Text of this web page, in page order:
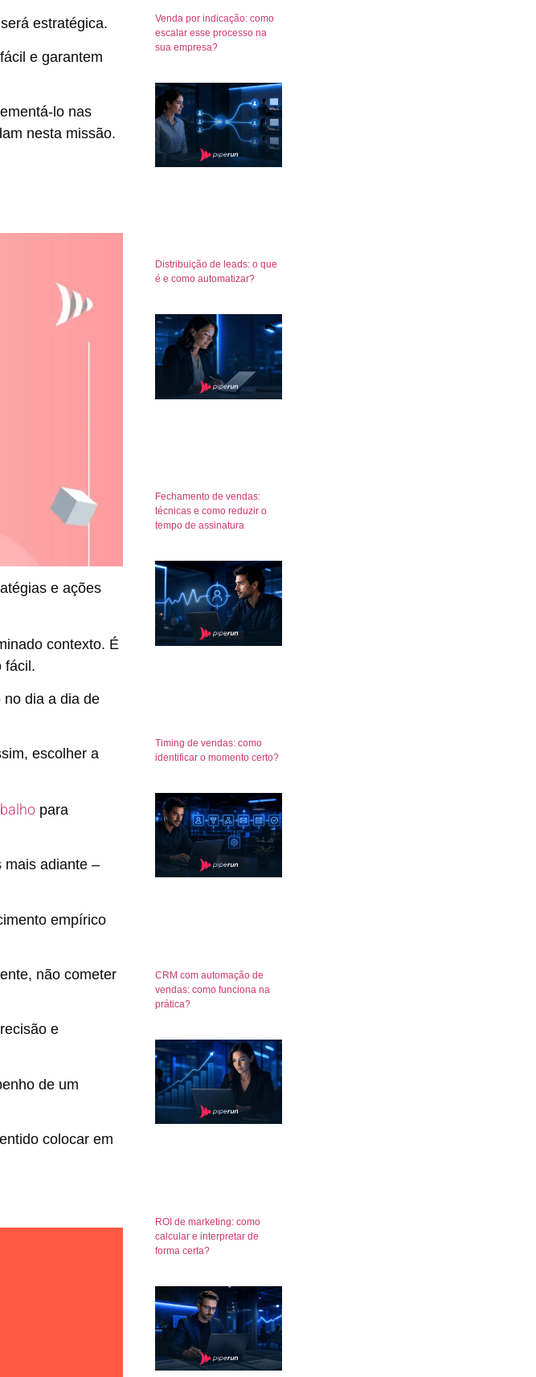
estratégica.
e garantem
lo nas
nesta missão.
e ações
contexto. É
fácil.
no dia a dia de
escolher a
para
mais adiante –
empírico
não cometer
e
de um
colocar em
Venda por indicação: como
escalar esse processo na
sua empresa?
Distribuição de leads: o que
é e como automatizar?
Fechamento de vendas:
técnicas e como reduzir o
tempo de assinatura
Timing de vendas: como
identificar o momento certo?
CRM com automação de
vendas: como funciona na
prática?
ROI de marketing: como
calcular e interpretar de
forma certa?